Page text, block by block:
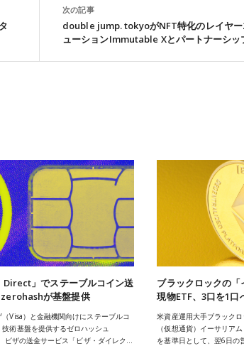
次の記事
double jump. tokyoがNFT特化のレイヤー
ューションImmutable Xとパートナーシッ
Direct」でステーブルコイン送
が基盤提供
Visa）と金融機関向けにステーブルコ
術基盤を提供するゼロハッシュ
ビザの送金サービス「ビザ・ダイレク…
ブラックロックの「
現物ETF、3口を1口
米資産運用大手ブラック
（仮想通貨）イーサリア
を基準日として、翌6日